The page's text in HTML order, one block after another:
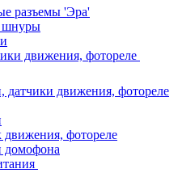
разъемы 'Эра'
шнуры
движения, фотореле
датчики движения, фотореле
движения, фотореле
домофона